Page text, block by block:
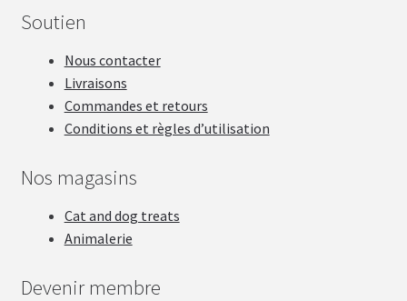
Better
Rawhide,
Zoë
Soutien
Nous contacter
Livraisons
Commandes et retours
Conditions et règles d’utilisation
Nos magasins
Cat and dog treats
Animalerie
Devenir membre